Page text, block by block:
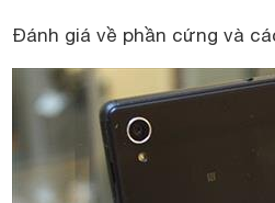
Đánh giá về phần cứng và